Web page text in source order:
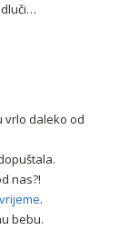
vrlo daleko od
nas?!
vrijeme.
bebu.